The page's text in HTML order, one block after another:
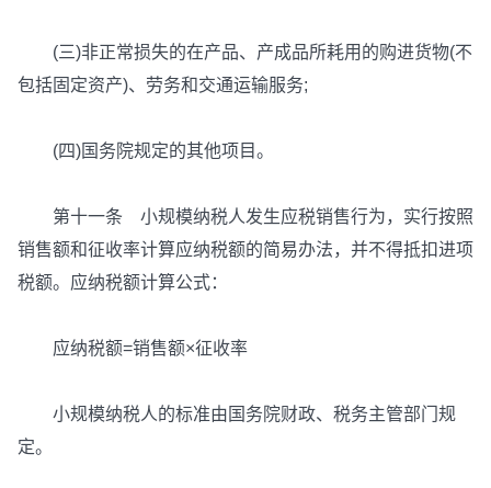
(三)非正常损失的在产品、产成品所耗用的购进货物(不
包括固定资产)、劳务和交通运输服务;
(四)国务院规定的其他项目。
第十一条 小规模纳税人发生应税销售行为，实行按照
销售额和征收率计算应纳税额的简易办法，并不得抵扣进项
税额。应纳税额计算公式：
应纳税额=销售额×征收率
小规模纳税人的标准由国务院财政、税务主管部门规
定。